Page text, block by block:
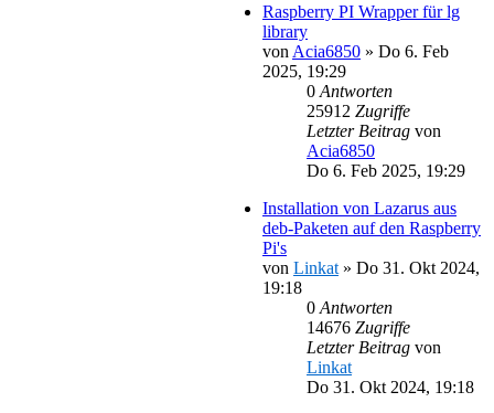
Raspberry PI Wrapper für lg
library
von Acia6850 » Do 6. Feb
2025, 19:29
0 Antworten
25912 Zugriffe
Letzter Beitrag von
Acia6850
Do 6. Feb 2025, 19:29
Installation von Lazarus aus
deb-Paketen auf den Raspberry
Pi's
von Linkat » Do 31. Okt 2024,
19:18
0 Antworten
14676 Zugriffe
Letzter Beitrag von
Linkat
Do 31. Okt 2024, 19:18